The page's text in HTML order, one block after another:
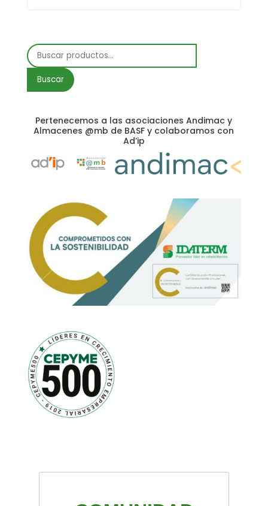
Buscar
por:
Buscar
Pertenecemos a las asociaciones Andimac y
Almacenes @mb de BASF y colaboramos con
Ad’ip